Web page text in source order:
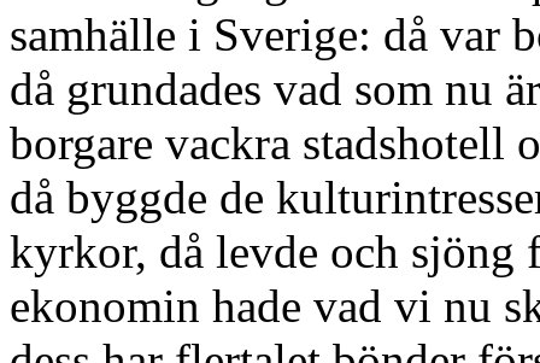
samhälle i Sverige: då var
då grundades vad som nu
borgare vackra stadshotell
då byggde de
kyrkor, då levde och sjöng
ekonomin hade vad vi nu